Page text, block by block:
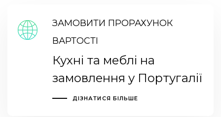
ЗАМОВИТИ ПРОРАХУНОК
ВАРТОСТІ
Кухні та меблі на
замовлення у Португалії
ДІЗНАТИСЯ БІЛЬШЕ